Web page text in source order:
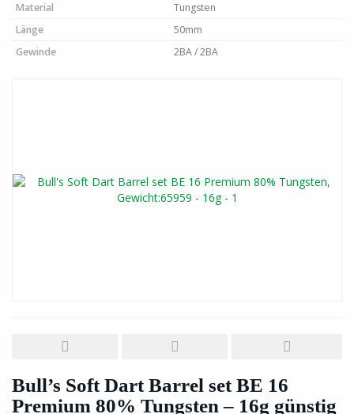
Material
Tungsten
Länge
50mm
Gewinde
2BA / 2BA
Bull’s Soft Dart Barrel set BE 16
Premium 80% Tungsten – 16g günstig